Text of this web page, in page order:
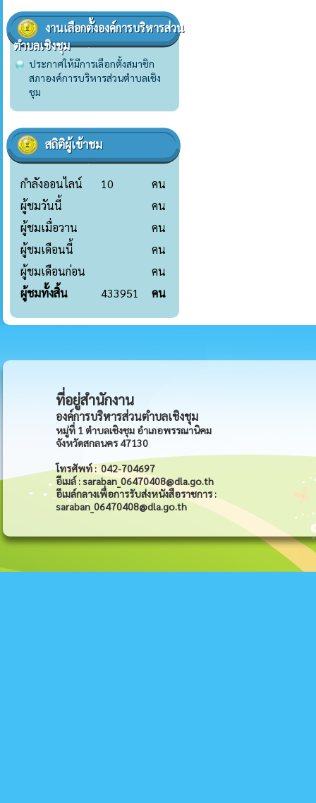
งานเลือกตั้งองค์การบริหารส่วน
ตำบลเชิงชุม
ประกาศให้มีการเลือกตั้งสมาชิก
สภาองค์การบริหารส่วนตำบลเชิง
ชุม
สถิติผู้เข้าชม
กำลังออนไลน์ 10
คน
ผู้ชมวันนี้
คน
ผู้ชมเมื่อวาน
คน
ผู้ชมเดือนนี้
คน
ผู้ชมเดือนก่อน
คน
ผู้ชมทั้งสิ้น
433951 คน
ที่อยู่สำนักงาน
องค์การบริหารส่วนตำบลเชิงชุม
หมู่ที่ 1 ตำบลเชิงชุม อำเภอพรรณานิคม
จังหวัดสกลนคร 47130
โทรศัพท์ : 042-704697
อีเมล์ : saraban_06470408@dla.go.th
อีเมล์กลางเพื่อการรับส่งหนังสือราชการ :
saraban_06470408@dla.go.th